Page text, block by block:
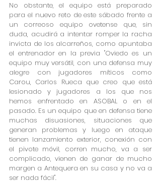
No obstante, el equipo está preparado
para el nuevo reto de este sábado frente a
un correoso equipo ovetense que, sin
duda, acudirá a intentar romper la racha
invicta de los alcarreños, como apuntaba
el entrenador en la previa "Oviedo es un
equipo muy versátil, con una defensa muy
alegre con jugadores míticos como
Carou, Carlos Rueca que creo que está
lesionado y jugadores a los que nos
hemos enfrentado en ASOBAL o en el
pasado. Es un equipo que en defensa tiene
muchas disuasiones, situaciones que
generan problemas y luego en ataque
tienen lanzamiento exterior, conexión con
el pivote móvil, corren mucho, va a ser
complicado, vienen de ganar de mucho
margen a Antequera en su casa y no va a
ser nada fácil".